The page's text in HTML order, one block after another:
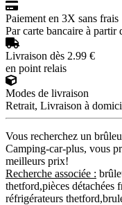
Paiement en 3X sans frais
Par carte bancaire à partir
Livraison dès 2.99 €
en point relais
Modes de livraison
Retrait, Livraison à
Vous recherchez un
Camping-car-plus, vous
meilleurs prix!
Recherche associée :
thetford,pièces détachées
réfrigérateurs